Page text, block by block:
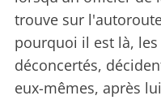
trouve sur
pourquoi il est là,
déconcertés,
eux-mêmes, après